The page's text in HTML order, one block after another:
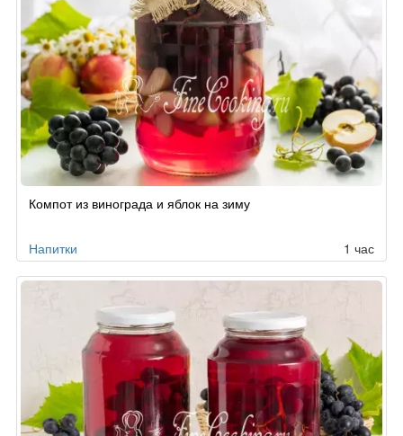
Компот из винограда и яблок на зиму
Напитки 1 час